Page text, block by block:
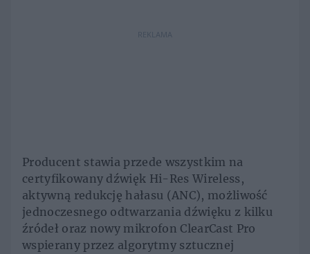
REKLAMA
Producent stawia przede wszystkim na
certyfikowany dźwięk Hi-Res Wireless,
aktywną redukcję hałasu (ANC), możliwość
jednoczesnego odtwarzania dźwięku z kilku
źródeł oraz nowy mikrofon ClearCast Pro
wspierany przez algorytmy sztucznej